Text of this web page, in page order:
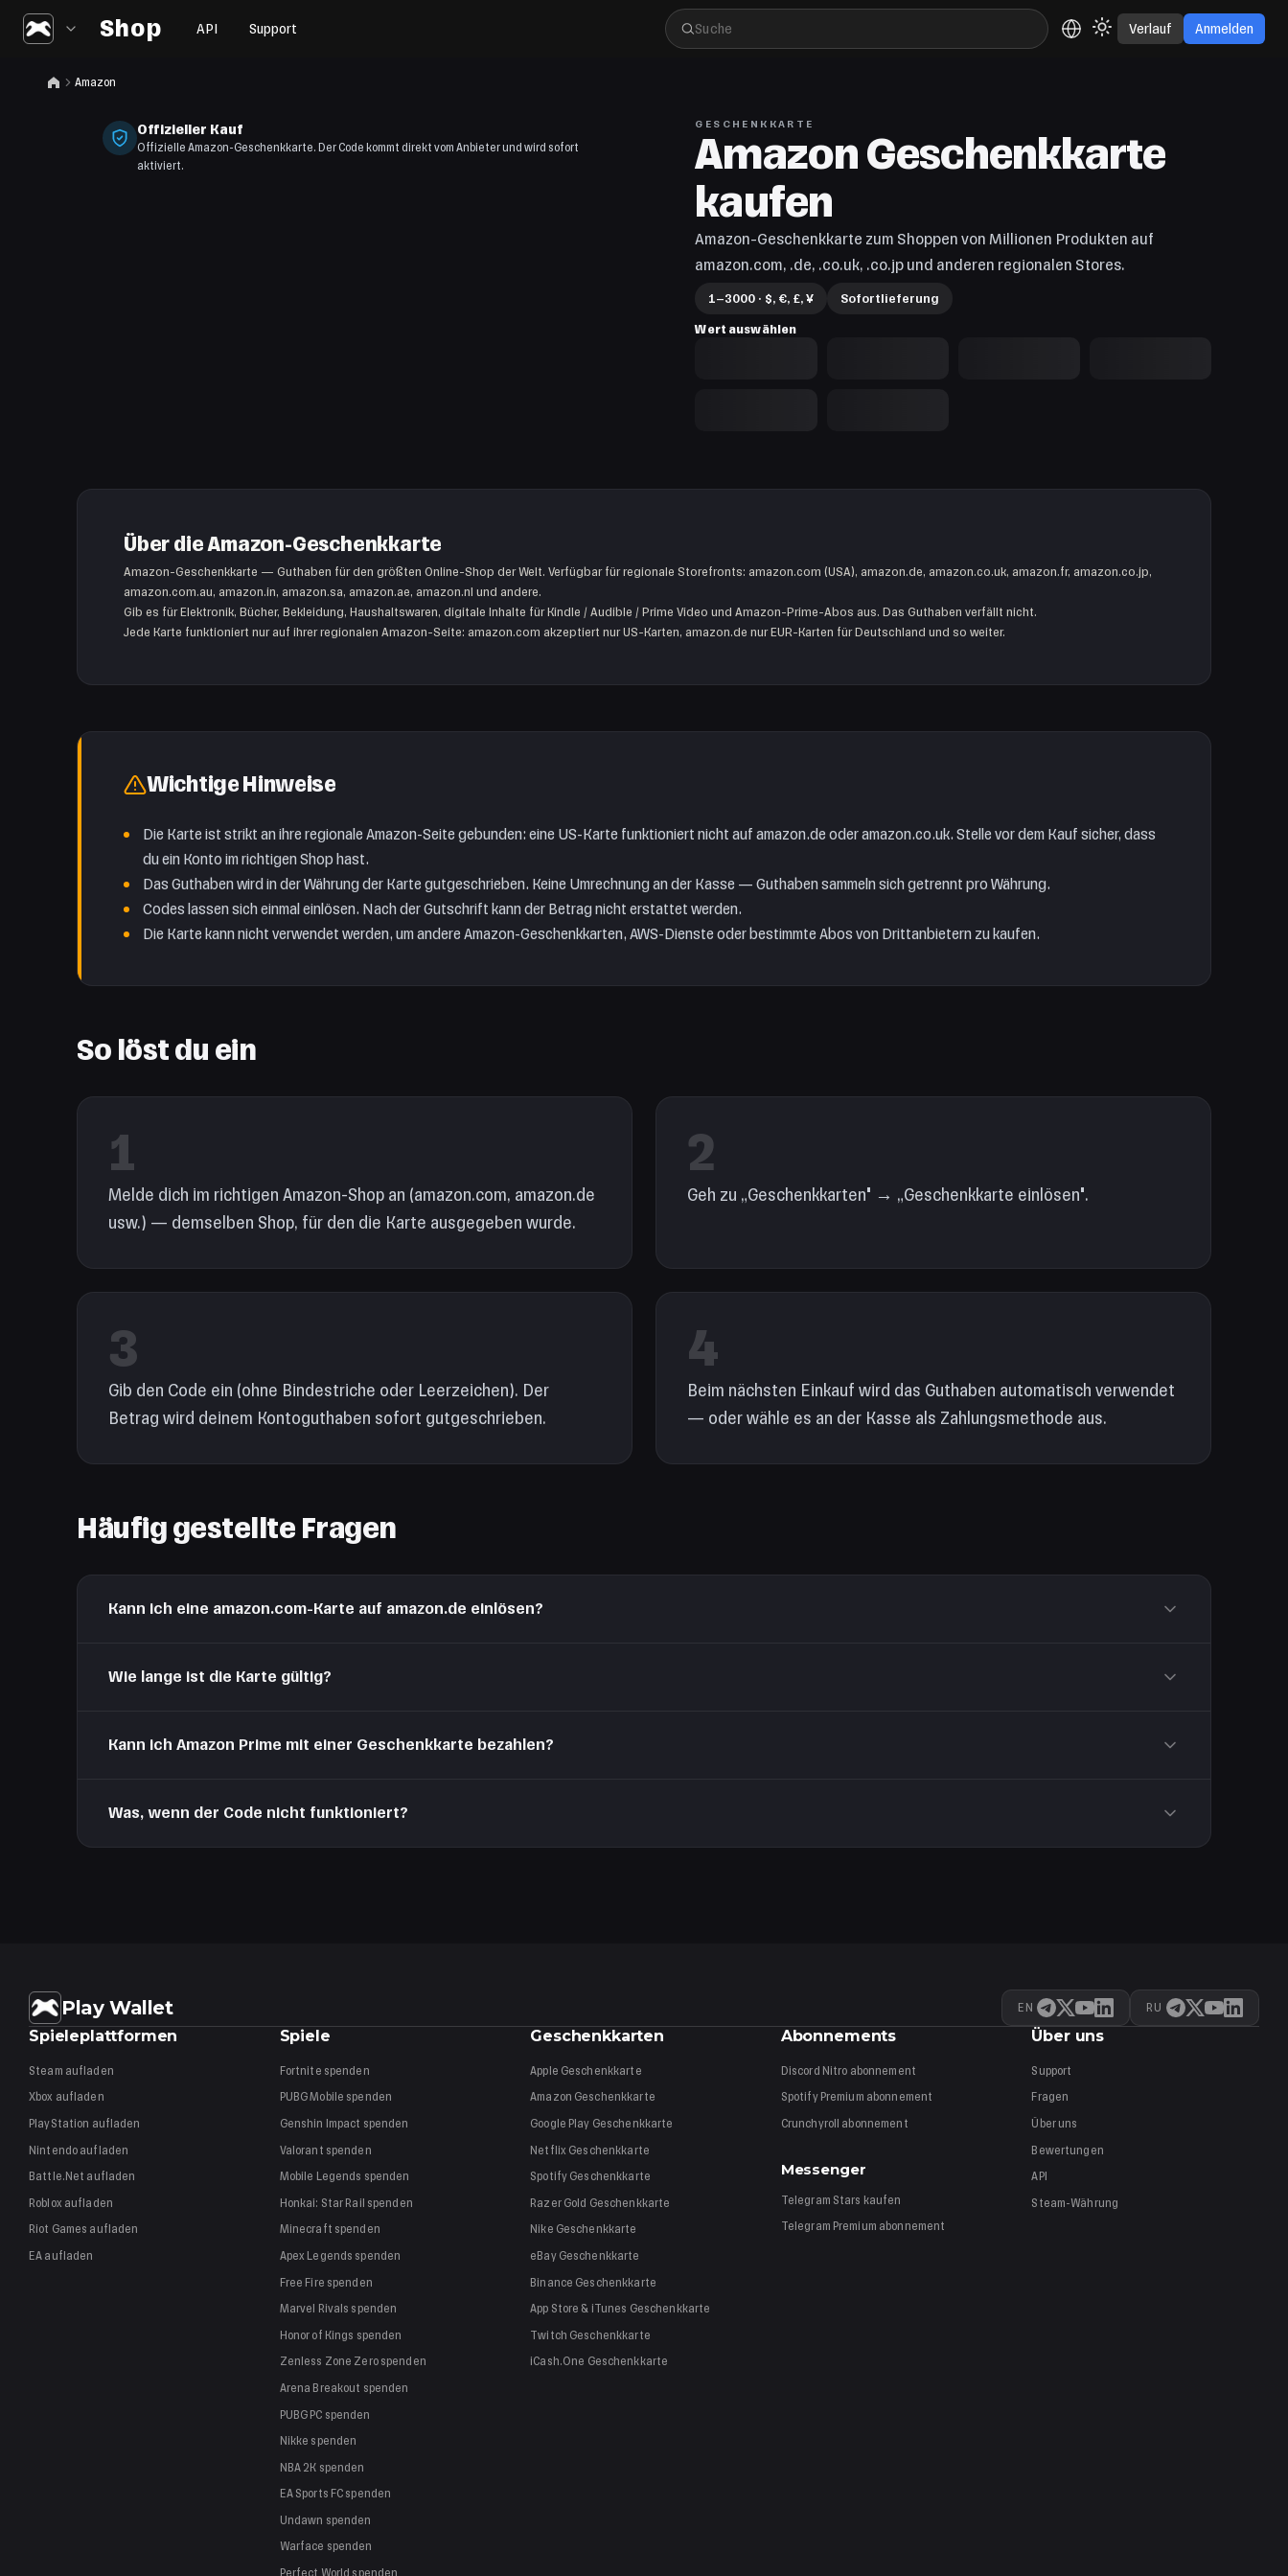
Shop API Support Verlauf Anmelden
Amazon
Offizieller Kauf
Offizielle Amazon-Geschenkkarte. Der Code kommt direkt vom Anbieter und wird sofort
aktiviert.
GESCHENKKARTE
Amazon Geschenkkarte
kaufen
Amazon-Geschenkkarte zum Shoppen von Millionen Produkten auf
amazon.com, .de, .co.uk, .co.jp und anderen regionalen Stores.
1–3000 · $, €, £, ¥ Sofortlieferung
Wert auswählen
Über die Amazon-Geschenkkarte
Amazon-Geschenkkarte — Guthaben für den größten Online-Shop der Welt. Verfügbar für regionale Storefronts: amazon.com (USA), amazon.de, amazon.co.uk, amazon.fr, amazon.co.jp,
amazon.com.au, amazon.in, amazon.sa, amazon.ae, amazon.nl und andere.
Gib es für Elektronik, Bücher, Bekleidung, Haushaltswaren, digitale Inhalte für Kindle / Audible / Prime Video und Amazon-Prime-Abos aus. Das Guthaben verfällt nicht.
Jede Karte funktioniert nur auf ihrer regionalen Amazon-Seite: amazon.com akzeptiert nur US-Karten, amazon.de nur EUR-Karten für Deutschland und so weiter.
Wichtige Hinweise
Die Karte ist strikt an ihre regionale Amazon-Seite gebunden: eine US-Karte funktioniert nicht auf amazon.de oder amazon.co.uk. Stelle vor dem Kauf sicher, dass
du ein Konto im richtigen Shop hast.
Das Guthaben wird in der Währung der Karte gutgeschrieben. Keine Umrechnung an der Kasse — Guthaben sammeln sich getrennt pro Währung.
Codes lassen sich einmal einlösen. Nach der Gutschrift kann der Betrag nicht erstattet werden.
Die Karte kann nicht verwendet werden, um andere Amazon-Geschenkkarten, AWS-Dienste oder bestimmte Abos von Drittanbietern zu kaufen.
So löst du ein
1
Melde dich im richtigen Amazon-Shop an (amazon.com, amazon.de
usw.) — demselben Shop, für den die Karte ausgegeben wurde.
2
Geh zu „Geschenkkarten" → „Geschenkkarte einlösen".
3
Gib den Code ein (ohne Bindestriche oder Leerzeichen). Der
Betrag wird deinem Kontoguthaben sofort gutgeschrieben.
4
Beim nächsten Einkauf wird das Guthaben automatisch verwendet
— oder wähle es an der Kasse als Zahlungsmethode aus.
Häufig gestellte Fragen
Kann ich eine amazon.com-Karte auf amazon.de einlösen?
entsprechenden europäischen Shop.
Wie lange ist die Karte gültig?
Kann ich Amazon Prime mit einer Geschenkkarte bezahlen?
Was, wenn der Code nicht funktioniert?
Play Wallet EN RU
Spieleplattformen
Steam aufladen
Xbox aufladen
PlayStation aufladen
Nintendoaufladen
Battle.Net aufladen
Roblox aufladen
Riot Games aufladen
EAaufladen
Spiele
Fortnite spenden
PUBG Mobile spenden
Genshin Impact spenden
Valorant spenden
Mobile Legends spenden
Honkai: Star Rail spenden
Minecraft spenden
Apex Legends spenden
Free Fire spenden
Marvel Rivals spenden
Honor of Kings spenden
Zenless Zone Zerospenden
Arena Breakout spenden
PUBG PC spenden
Nikke spenden
NBA 2K spenden
EA Sports FCspenden
Undawn spenden
Warface spenden
Geschenkkarten
Apple Geschenkkarte
Amazon Geschenkkarte
Google Play Geschenkkarte
Netflix Geschenkkarte
SpotifyGeschenkkarte
Razer Gold Geschenkkarte
Nike Geschenkkarte
eBayGeschenkkarte
Binance Geschenkkarte
App Store & iTunes Geschenkkarte
Twitch Geschenkkarte
iCash.One Geschenkkarte
Abonnements
Discord Nitro abonnement
Spotify Premium abonnement
Crunchyroll abonnement
Messenger
Telegram Stars kaufen
Telegram Premium abonnement
Über uns
Support
Fragen
Über uns
Bewertungen
API
Steam-Währung